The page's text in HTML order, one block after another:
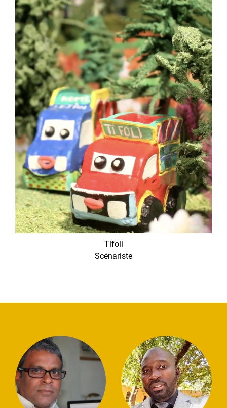
Tifoli
Scénariste